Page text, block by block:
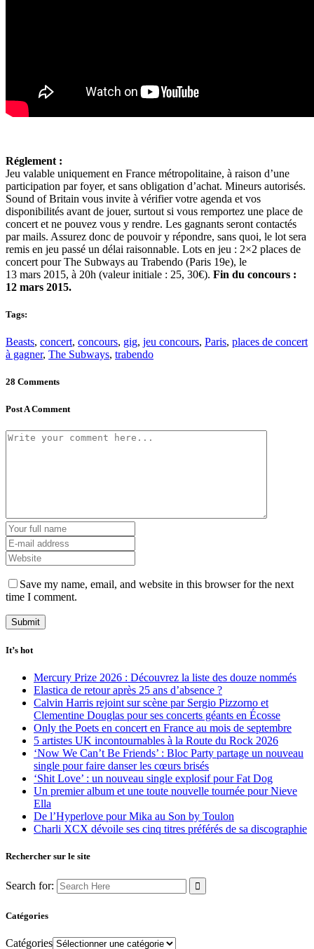
Réglement :
Jeu valable uniquement en France métropolitaine, à raison d’une
participation par foyer, et sans obligation d’achat. Mineurs autorisés.
Sound of Britain vous invite à vérifier votre agenda et vos
disponibilités avant de jouer, surtout si vous remportez une place de
concert et ne pouvez vous y rendre. Les gagnants seront contactés
par mails. Assurez donc de pouvoir y répondre, sans quoi, le lot sera
remis en jeu passé un délai raisonnable. Lots en jeu : 2×2 places de
concert pour The Subways au Trabendo (Paris 19e), le
13 mars 2015, à 20h (valeur initiale : 25, 30€). Fin du concours :
12 mars 2015.
Tags:
Beasts, concert, concours, gig, jeu concours, Paris, places de concert
à gagner, The Subways, trabendo
28 Comments
Post A Comment
Save my name, email, and website in this browser for the next
time I comment.
It’s hot
Mercury Prize 2026 : Découvrez la liste des douze nommés
Elastica de retour après 25 ans d’absence ?
Calvin Harris rejoint sur scène par Sergio Pizzorno et
Clementine Douglas pour ses concerts géants en Écosse
Only the Poets en concert en France au mois de septembre
5 artistes UK incontournables à la Route du Rock 2026
‘Now We Can’t Be Friends’ : Bloc Party partage un nouveau
single pour faire danser les cœurs brisés
‘Shit Love’ : un nouveau single explosif pour Fat Dog
Un premier album et une toute nouvelle tournée pour Nieve
Ella
De l’Hyperlove pour Mika au Son by Toulon
Charli XCX dévoile ses cinq titres préférés de sa discographie
Rechercher sur le site
Search for:
Catégories
Catégories